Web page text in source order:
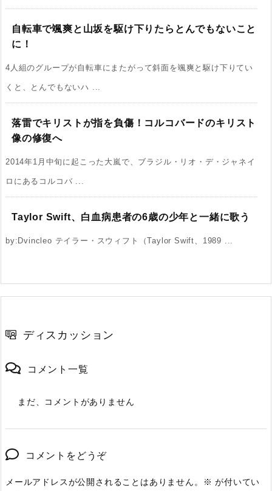
自転車で颯爽と山坂を駆け下りたらとんでもないこと
に！
4人組のグループが自転車にまたがって斜面を颯爽と駆け下りてい
くと、とんでもないハ ...
落雷でキリストが指を負傷！コルコバードのキリスト
像の修復へ
2014年1月中旬に起こった大嵐で、ブラジル・リオ・デ・ジャネイ
ロにあるコルコバ ...
Taylor Swift、白血病患者の6歳の少年と一緒に歌う
by:Dvincleo テイラー・スウィフト（Taylor Swift、1989 ...
ディスカッション
コメント一覧
まだ、コメントがありません
コメントをどうぞ
メールアドレスが公開されることはありません。 ※ が付いてい